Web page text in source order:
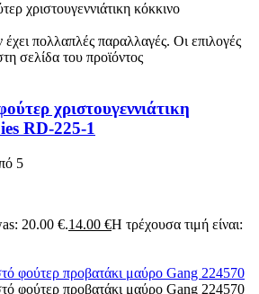
πολλαπλές παραλλαγές. Οι επιλογές
σελίδα του προϊόντος
χριστουγεννιάτικη
RD-225-1
5
20.00 €.14.00 €Η τρέχουσα τιμή είναι: